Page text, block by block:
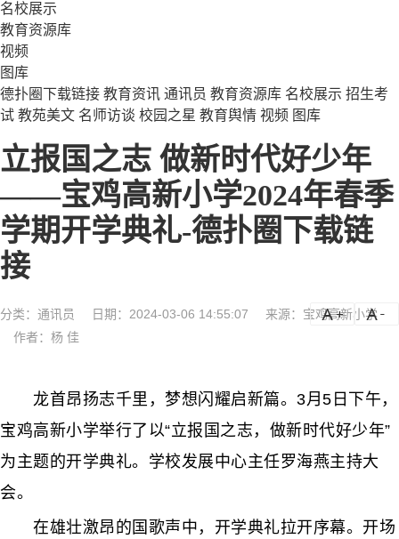
名校展示
教育资源库
视频
图库
德扑圈下载链接 教育资讯 通讯员 教育资源库 名校展示 招生考
试 教苑美文 名师访谈 校园之星 教育舆情 视频 图库
立报国之志 做新时代好少年
——宝鸡高新小学2024年春季
学期开学典礼-德扑圈下载链
接
分类： 通讯员 日期：2024-03-06 14:55:07
来源：宝鸡高新小学
作者：杨 佳
a
龙首昂扬志千里，梦想闪耀启新篇。3月5日下午，
宝鸡高新小学举行了以“立报国之志，做新时代好少年”
为主题的开学典礼。学校发展中心主任罗海燕主持大
会。
在雄壮激昂的国歌声中，开学典礼拉开序幕。开场